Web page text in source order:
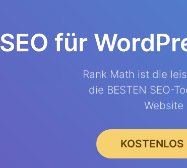
SEO für
Rank Math ist die
die BESTEN SEO-
Website